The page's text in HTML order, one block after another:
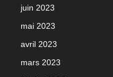
juin 2023
mai 2023
avril 2023
mars 2023